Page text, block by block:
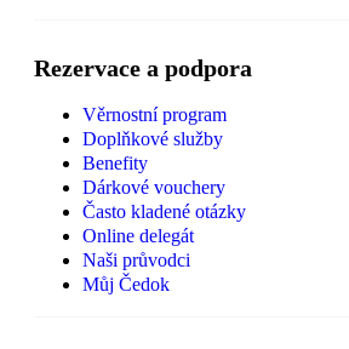
Rezervace a podpora
Věrnostní program
Doplňkové služby
Benefity
Dárkové vouchery
Často kladené otázky
Online delegát
Naši průvodci
Můj Čedok